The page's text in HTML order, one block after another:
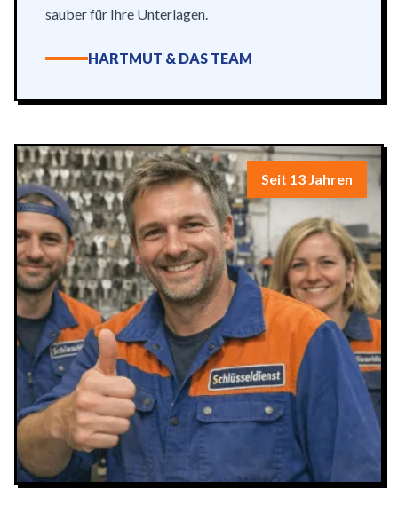
sauber für Ihre Unterlagen.
HARTMUT & DAS TEAM
Seit 13 Jahren